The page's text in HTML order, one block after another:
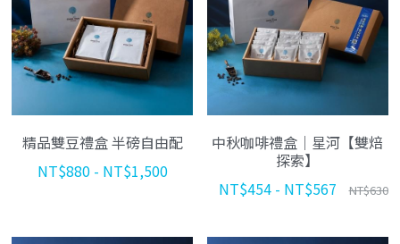
永續績效
企業責任政策
水一點 愛多一點
餐點介紹
咖啡 & 飲品介紹
美味蔬食日常
飲品與咖啡標示
咖啡訂閱制
購物須知
加入夢享卡
夢享卡資訊
咖啡知識
創業加盟
盟友專區
海外代理
媒體相關
線上報導
夥伴招募 JOIN US
精品雙豆禮盒 半磅自由配
NT$880 - NT$1,500
中秋咖啡禮盒｜星河【雙焙
探索】
NT$454 - NT$567
NT$630